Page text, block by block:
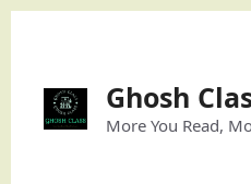
content
Ghosh
More You Read,